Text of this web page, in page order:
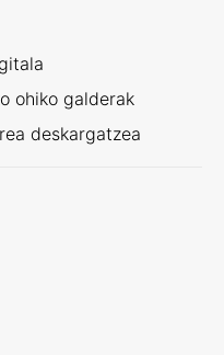
ohiko galderak
deskargatzea